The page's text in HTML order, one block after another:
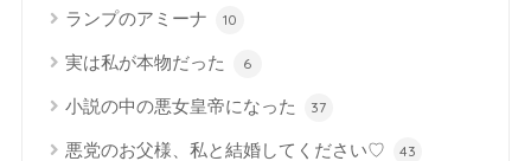
ランプのアミーナ 10
実は私が本物だった 6
小説の中の悪女皇帝になった 37
悪党のお父様、私と結婚してください♡ 43